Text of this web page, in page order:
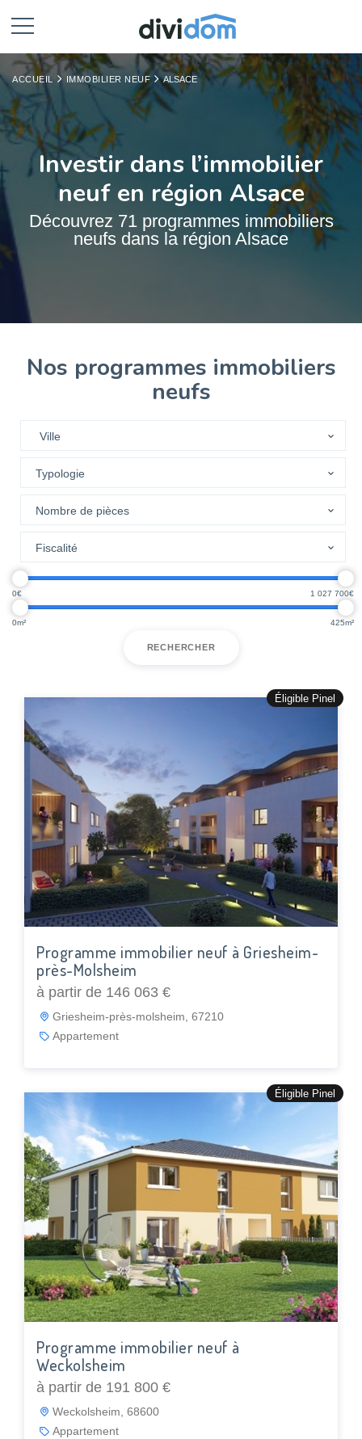
ACCUEIL IMMOBILIER NEUF ALSACE
Investir dans l’immobilier
neuf en région Alsace
Découvrez 71 programmes immobiliers
neufs dans la région Alsace
Nos programmes immobiliers
neufs
0 1 027 700
0 425
RECHERCHER
Éligible Pinel
Programme immobilier neuf à Griesheim-
près-Molsheim
à partir de 146 063 €
Griesheim-près-molsheim, 67210
Appartement
Éligible Pinel
Programme immobilier neuf à
Weckolsheim
à partir de 191 800 €
Weckolsheim, 68600
Appartement